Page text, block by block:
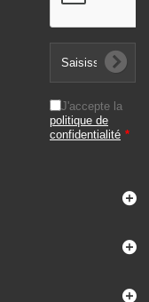
J'accepte la
politique de
confidentialité *